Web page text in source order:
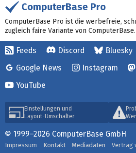
ComputerBase Pro
ComputerBase Pro ist die werbefreie,
zugleich faire Variante von ComputerBase.
Feeds Discord Bluesky
Google News
Instagram
YouTube
Einstellungen und
Layout-Umschalter
© 1999–2026 ComputerBase GmbH
Impressum Kontakt Mediadaten
Vertrag